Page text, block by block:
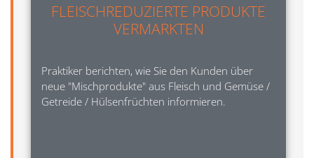
FLEISCHREDUZIERTE PRODUKTE
VERMARKTEN
Praktiker berichten, wie Sie den Kunden über
neue "Mischprodukte" aus Fleisch und Gemüse /
Getreide / Hülsenfrüchten informieren.